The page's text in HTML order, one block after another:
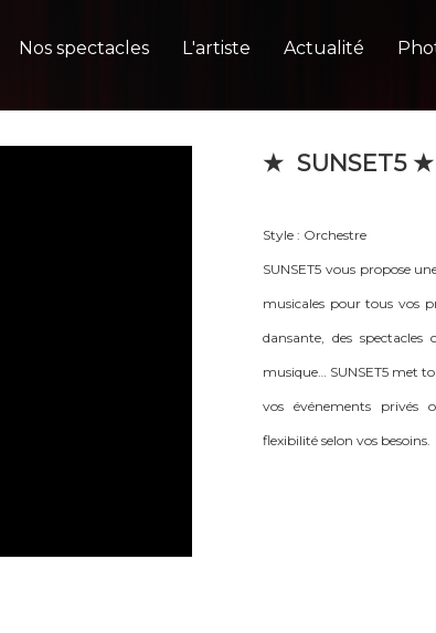
Nos spectacles L'artiste Actualité
★ SUNSET5 ★
Style : Orchestre
SUNSET5 vous propose
musicales pour tous vos
dansante, des
musique… SUNSET5 met
vos événements privés
flexibilité selon vos besoins.